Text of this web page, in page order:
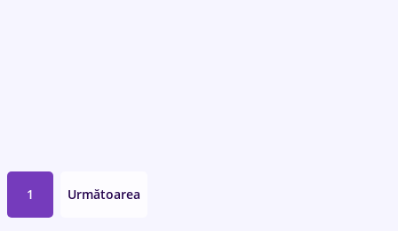
1 Următoarea